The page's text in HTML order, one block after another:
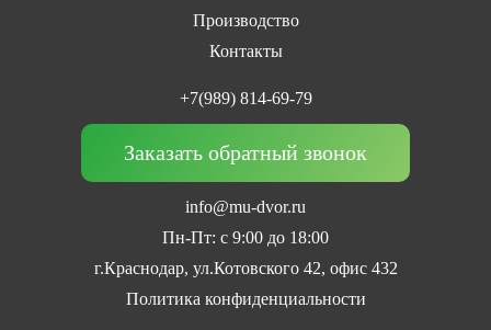
Производство
Контакты
+7(989) 814-69-79
Заказать обратный звонок
info@mu-dvor.ru
Пн-Пт: с 9:00 до 18:00
г.Краснодар, ул.Котовского 42, офис 432
Политика конфиденциальности